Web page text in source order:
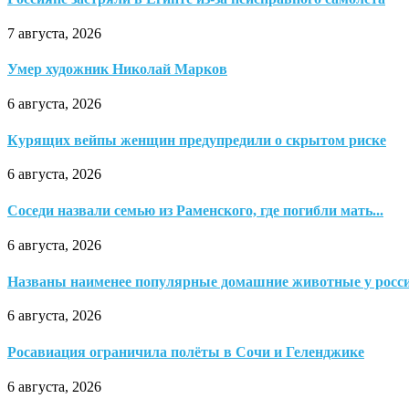
7 августа, 2026
Умер художник Николай Марков
6 августа, 2026
Курящих вейпы женщин предупредили о скрытом риске
6 августа, 2026
Соседи назвали семью из Раменского, где погибли мать...
6 августа, 2026
Названы наименее популярные домашние животные у
6 августа, 2026
Росавиация ограничила полёты в Сочи и Геленджике
6 августа, 2026